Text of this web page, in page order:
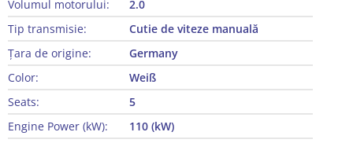
Volumul motorului:
2.0
Tip transmisie:
Cutie de viteze manuală
Țara de origine:
Germany
Color:
Weiß
Seats:
5
Engine Power (kW):
110 (kW)